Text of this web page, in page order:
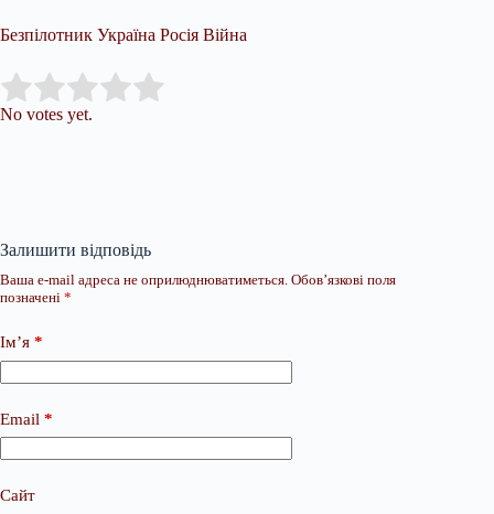
Безпілотник Україна Росія Війна
Rate this item:
No votes yet.
Залишити відповідь
Ваша e-mail адреса не оприлюднюватиметься. Обов’язкові поля
позначені *
Ім’я *
Email *
Сайт